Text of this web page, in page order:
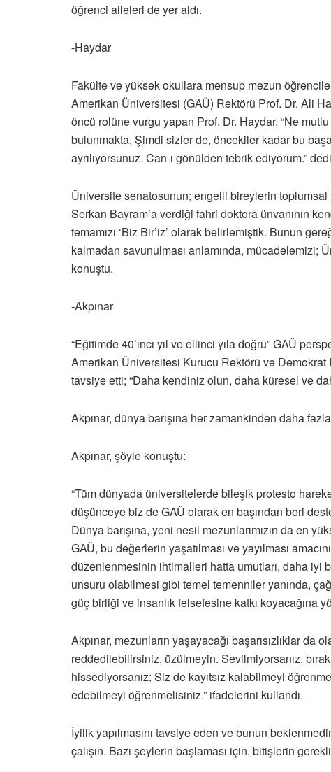
öğrenci aileleri de yer aldı.
-Haydar
Fakülte ve yüksek okullara mensup mezun
Amerikan Üniversitesi (GAÜ) Rektörü Prof. Dr. Ali
öncü rolüne vurgu yapan Prof. Dr. Haydar, “Ne
bulunmakta, Şimdi sizler de, öncekiler kadar bu
ayrılıyorsunuz. Can-ı gönülden tebrik ediyorum.”
Üniversite senatosunun; engelli bireylerin toplumsal
Serkan Bayram’a verdiği fahri doktora ünvanının
temamızı ‘Biz Bir’iz’ olarak belirlemiştik. Bunun
kalmadan savunulması anlamında, mücadelemizi;
konuştu.
-Akpınar
“Eğitimde 40’ıncı yıl ve ellinci yıla doğru” GAÜ
Amerikan Üniversitesi Kurucu Rektörü ve Demokrat
tavsiye etti; “Daha kendiniz olun, daha küresel ve
Akpınar, dünya barışına her zamankinden daha
Akpınar, şöyle konuştu:
“Tüm dünyada üniversitelerde bileşik protesto
düşünceye biz de GAÜ olarak en başından beri
Dünya barışına, yeni nesil mezunlarımızın da en
GAÜ, bu değerlerin yaşatılması ve yayılması
düzenlenmesinin ihtimalleri hatta umutları, daha iyi
unsuru olabilmesi gibi temel temenniler yanında,
güç birliği ve insanlık felsefesine katkı koyacağına
Akpınar, mezunların yaşayacağı başarısızlıklar da
reddedilebilirsiniz, üzülmeyin. Sevilmiyorsanız,
hissediyorsanız; Siz de kayıtsız kalabilmeyi
edebilmeyi öğrenmelisiniz.” ifadelerini kullandı.
İyilik yapılmasını tavsiye eden ve bunun
çalışın. Bazı şeylerin başlaması için, bitişlerin